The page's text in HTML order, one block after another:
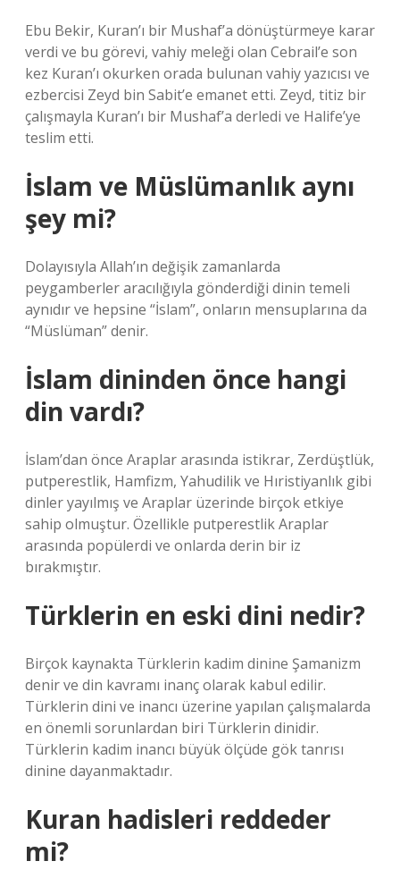
Ebu Bekir, Kuran’ı bir Mushaf’a dönüştürmeye karar
verdi ve bu görevi, vahiy meleği olan Cebrail’e son
kez Kuran’ı okurken orada bulunan vahiy yazıcısı ve
ezbercisi Zeyd bin Sabit’e emanet etti. Zeyd, titiz bir
çalışmayla Kuran’ı bir Mushaf’a derledi ve Halife’ye
teslim etti.
İslam ve Müslümanlık aynı
şey mi?
Dolayısıyla Allah’ın değişik zamanlarda
peygamberler aracılığıyla gönderdiği dinin temeli
aynıdır ve hepsine “İslam”, onların mensuplarına da
“Müslüman” denir.
İslam dininden önce hangi
din vardı?
İslam’dan önce Araplar arasında istikrar, Zerdüştlük,
putperestlik, Hamfizm, Yahudilik ve Hıristiyanlık gibi
dinler yayılmış ve Araplar üzerinde birçok etkiye
sahip olmuştur. Özellikle putperestlik Araplar
arasında popülerdi ve onlarda derin bir iz
bırakmıştır.
Türklerin en eski dini nedir?
Birçok kaynakta Türklerin kadim dinine Şamanizm
denir ve din kavramı inanç olarak kabul edilir.
Türklerin dini ve inancı üzerine yapılan çalışmalarda
en önemli sorunlardan biri Türklerin dinidir.
Türklerin kadim inancı büyük ölçüde gök tanrısı
dinine dayanmaktadır.
Kuran hadisleri reddeder
mi?